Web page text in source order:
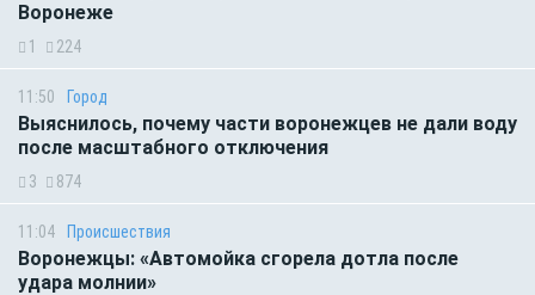
Воронеже
1 224
11:50 Город
Выяснилось, почему части воронежцев не дали воду
после масштабного отключения
3 874
11:04 Происшествия
Воронежцы: «Автомойка сгорела дотла после
удара молнии»